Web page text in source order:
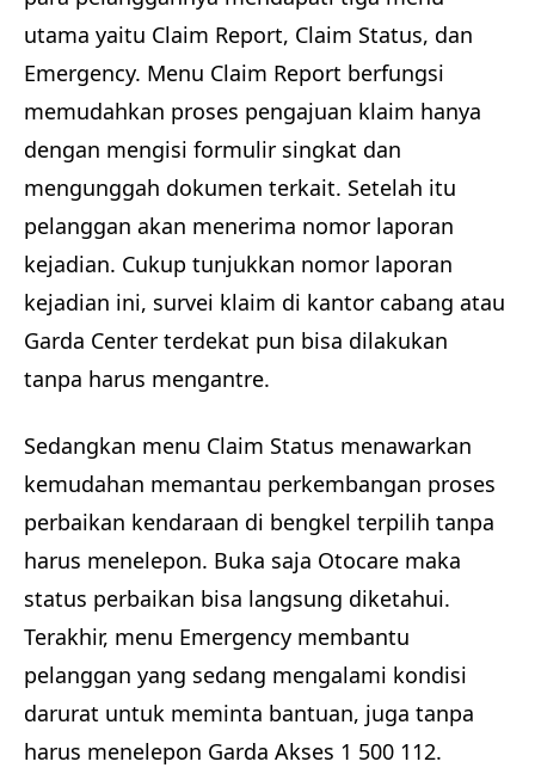
utama yaitu Claim Report, Claim Status, dan
Emergency. Menu Claim Report berfungsi
memudahkan proses pengajuan klaim hanya
dengan mengisi formulir singkat dan
mengunggah dokumen terkait. Setelah itu
pelanggan akan menerima nomor laporan
kejadian. Cukup tunjukkan nomor laporan
kejadian ini, survei klaim di kantor cabang atau
Garda Center terdekat pun bisa dilakukan
tanpa harus mengantre.
Sedangkan menu Claim Status menawarkan
kemudahan memantau perkembangan proses
perbaikan kendaraan di bengkel terpilih tanpa
harus menelepon. Buka saja Otocare maka
status perbaikan bisa langsung diketahui.
Terakhir, menu Emergency membantu
pelanggan yang sedang mengalami kondisi
darurat untuk meminta bantuan, juga tanpa
harus menelepon Garda Akses 1 500 112.